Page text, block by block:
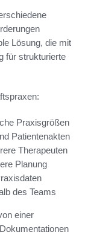
Lösung, die mit
für strukturierte
Praxisgrößen
Patientenakten
Therapeuten
Planung
des Teams
einer